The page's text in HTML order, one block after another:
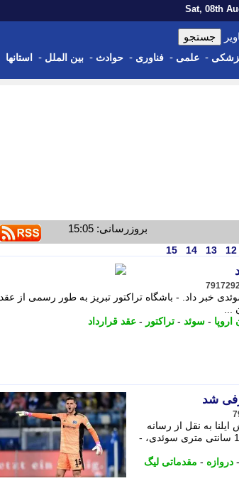
- علمی - فناوری - حوادث - بین الملل - استانها
بروزرسانی: 15:05
12
13
14
15
خبر داد. - باشگاه تراکتور تبریز به طور رسمی از عقد
...
- سوئد - تراکتور - عقد قرارداد
شد
به نقل از رسانه
رسمی باشگاه تراکتور، مارکو یوهانسون، دروازه بان 27 ساله و 194 سانتی متری سوئدی، -
- دروازه - مقدماتی لیگ